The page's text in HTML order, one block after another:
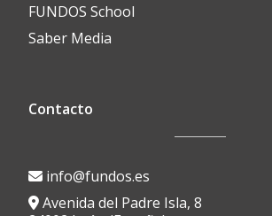
FUNDOS School
Saber Media
Contacto
info@fundos.es
Avenida del Padre Isla, 8